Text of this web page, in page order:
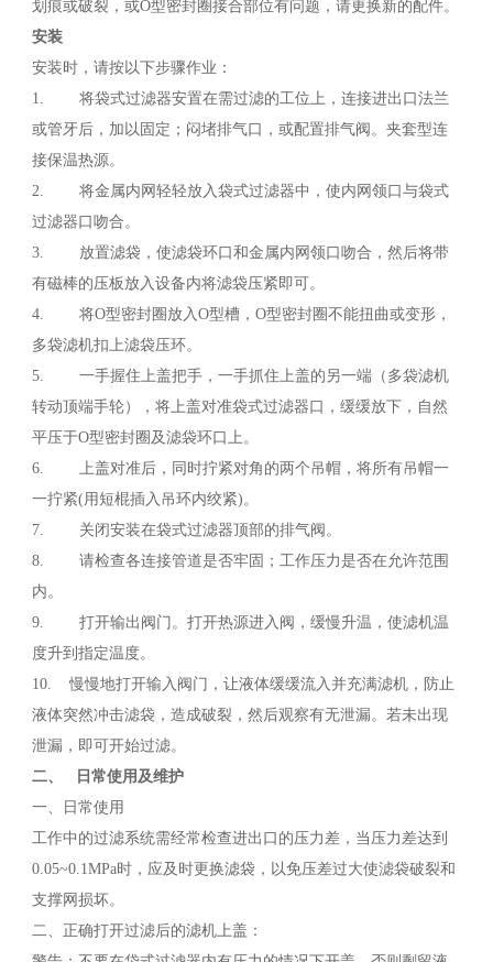
划痕或破裂，或O型密封圈接合部位有问题，请更换新的配件。
安装
安装时，请按以下步骤作业：
1. 将袋式过滤器安置在需过滤的工位上，连接进出口法兰
或管牙后，加以固定；闷堵排气口，或配置排气阀。夹套型连
接保温热源。
2. 将金属内网轻轻放入袋式过滤器中，使内网领口与袋式
过滤器口吻合。
3. 放置滤袋，使滤袋环口和金属内网领口吻合，然后将带
有磁棒的压板放入设备内将滤袋压紧即可。
4. 将O型密封圈放入O型槽，O型密封圈不能扭曲或变形，
多袋滤机扣上滤袋压环。
5. 一手握住上盖把手，一手抓住上盖的另一端（多袋滤机
转动顶端手轮），将上盖对准袋式过滤器口，缓缓放下，自然
平压于O型密封圈及滤袋环口上。
6. 上盖对准后，同时拧紧对角的两个吊帽，将所有吊帽一
一拧紧(用短棍插入吊环内绞紧)。
7. 关闭安装在袋式过滤器顶部的排气阀。
8. 请检查各连接管道是否牢固；工作压力是否在允许范围
内。
9. 打开输出阀门。打开热源进入阀，缓慢升温，使滤机温
度升到指定温度。
10. 慢慢地打开输入阀门，让液体缓缓流入并充满滤机，防止
液体突然冲击滤袋，造成破裂，然后观察有无泄漏。若未出现
泄漏，即可开始过滤。
二、 日常使用及维护
一、日常使用
工作中的过滤系统需经常检查进出口的压力差，当压力差达到
0.05~0.1MPa时，应及时更换滤袋，以免压差过大使滤袋破裂和
支撑网损坏。
二、正确打开过滤后的滤机上盖：